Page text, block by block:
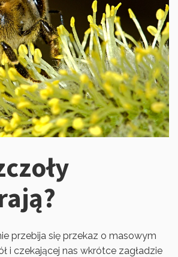
przebija się przekaz o masowym
i czekającej nas wkrótce zagładzie